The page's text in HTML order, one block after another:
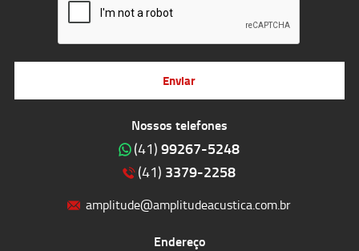
Nossos telefones
(41) 99267-5248
(41) 3379-2258
amplitude@amplitudeacustica.com.br
Endereço
Enviar